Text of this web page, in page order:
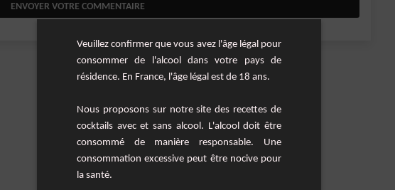
ENVOYER VOTRE COMMENTAIRE
Veuillez confirmer que vous avez l'âge légal pour
consommer de l'alcool dans votre pays de
résidence. En France, l'âge légal est de 18 ans.
Nous proposons sur notre site des recettes de
cocktails avec et sans alcool. L'alcool doit être
consommé de manière responsable. Une
consommation excessive peut être nocive pour
la santé.